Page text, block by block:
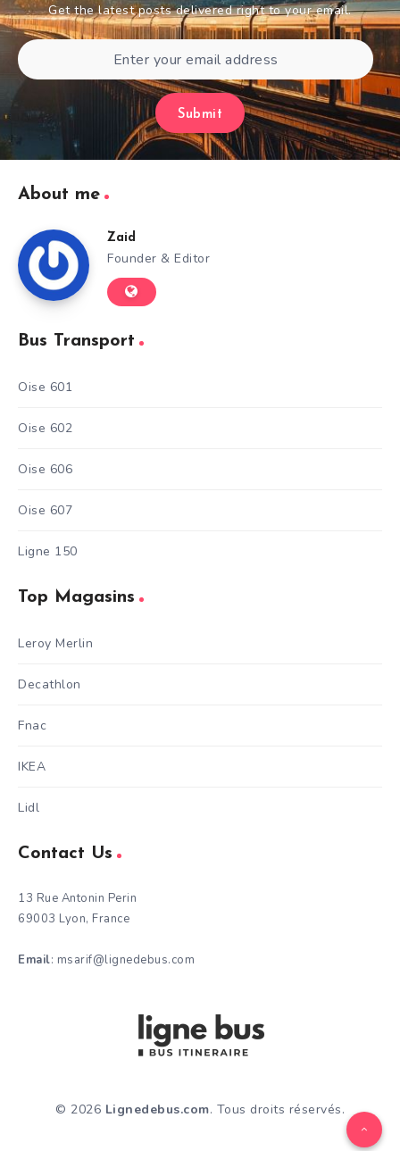
Get the latest posts delivered right to your email.
Submit
About me
Zaid
Founder & Editor
Bus Transport
Oise 601
Oise 602
Oise 606
Oise 607
Ligne 150
Top Magasins
Leroy Merlin
Decathlon
Fnac
IKEA
Lidl
Contact Us
13 Rue Antonin Perin
69003 Lyon, France
Email: msarif@lignedebus.com
© 2026 Lignedebus.com. Tous droits réservés.